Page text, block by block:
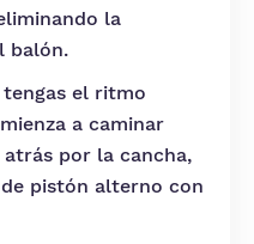
la
balón.
tengas el ritmo
a caminar
por la cancha,
pistón alterno con